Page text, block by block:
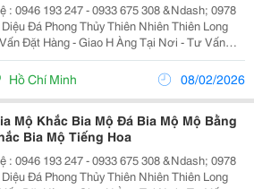
: 0946 193 247 - 0933 675 308 &Ndash; 0978
Mộ - Khắc Bia - Đá Hoa Cương , Đá
Khối Thiên Nhiên &Ndash; Sản...
Hồ Chí Minh 08/02/2026
Mộ Khắc Bia Mộ Đá Bia Mộ Mộ Bằng
Bia Mộ Tiếng Hoa
: 0946 193 247 - 0933 675 308 &Ndash; 0978